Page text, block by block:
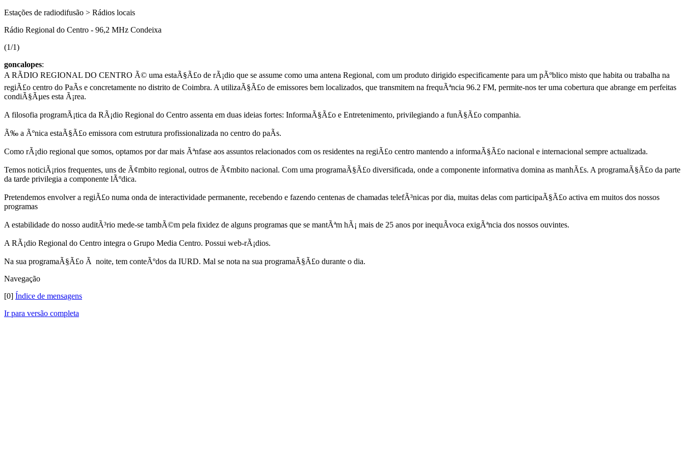
Estações de radiodifusão > Rádios locais
Rádio Regional do Centro - 96,2 MHz Condeixa
(1/1)
goncalopes:
A RÃDIO REGIONAL DO CENTRO Ã© uma estaÃ§Ã£o de rÃ¡dio que se assume como uma antena Regional, com um produto dirigido especificamente para um pÃºblico misto que habita ou trabalha na
regiÃ£o centro do PaÃ­s e concretamente no distrito de Coimbra. A utilizaÃ§Ã£o de emissores bem localizados, que transmitem na frequÃªncia 96.2 FM, permite-nos ter uma cobertura que abrange em perfeitas
condiÃ§Ãµes esta Ã¡rea.
A filosofia programÃ¡tica da RÃ¡dio Regional do Centro assenta em duas ideias fortes: InformaÃ§Ã£o e Entretenimento, privilegiando a funÃ§Ã£o companhia.
Ã‰ a Ãºnica estaÃ§Ã£o emissora com estrutura profissionalizada no centro do paÃ­s.
Como rÃ¡dio regional que somos, optamos por dar mais Ãªnfase aos assuntos relacionados com os residentes na regiÃ£o centro mantendo a informaÃ§Ã£o nacional e internacional sempre actualizada.
Temos noticiÃ¡rios frequentes, uns de Ã¢mbito regional, outros de Ã¢mbito nacional. Com uma programaÃ§Ã£o diversificada, onde a componente informativa domina as manhÃ£s. A programaÃ§Ã£o da parte
da tarde privilegia a componente lÃºdica.
Pretendemos envolver a regiÃ£o numa onda de interactividade permanente, recebendo e fazendo centenas de chamadas telefÃ³nicas por dia, muitas delas com participaÃ§Ã£o activa em muitos dos nossos
programas
A estabilidade do nosso auditÃ³rio mede-se tambÃ©m pela fixidez de alguns programas que se mantÃªm hÃ¡ mais de 25 anos por inequÃ­voca exigÃªncia dos nossos ouvintes.
A RÃ¡dio Regional do Centro integra o Grupo Media Centro. Possui web-rÃ¡dios.
Na sua programaÃ§Ã£o Ã noite, tem conteÃºdos da IURD. Mal se nota na sua programaÃ§Ã£o durante o dia.
Navegação
[0] Índice de mensagens
Ir para versão completa